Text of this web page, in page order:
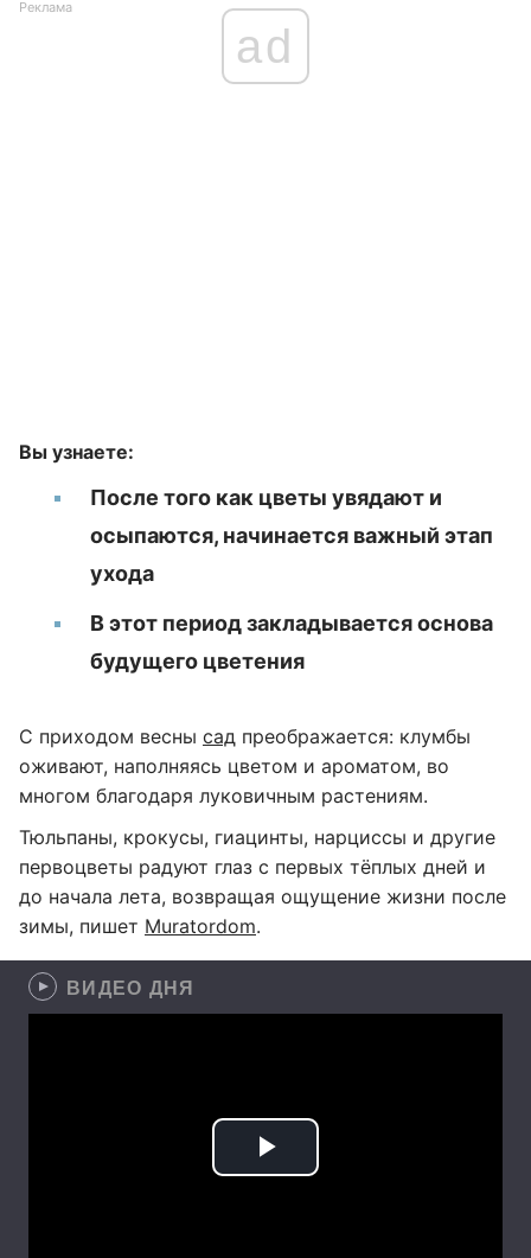
Реклама
ad
Вы узнаете:
После того как цветы увядают и
осыпаются, начинается важный этап
ухода
В этот период закладывается основа
будущего цветения
С приходом весны сад преображается: клумбы
оживают, наполняясь цветом и ароматом, во
многом благодаря луковичным растениям.
Тюльпаны, крокусы, гиацинты, нарциссы и другие
первоцветы радуют глаз с первых тёплых дней и
до начала лета, возвращая ощущение жизни после
зимы, пишет Мuratordom.
ВИДЕО ДНЯ